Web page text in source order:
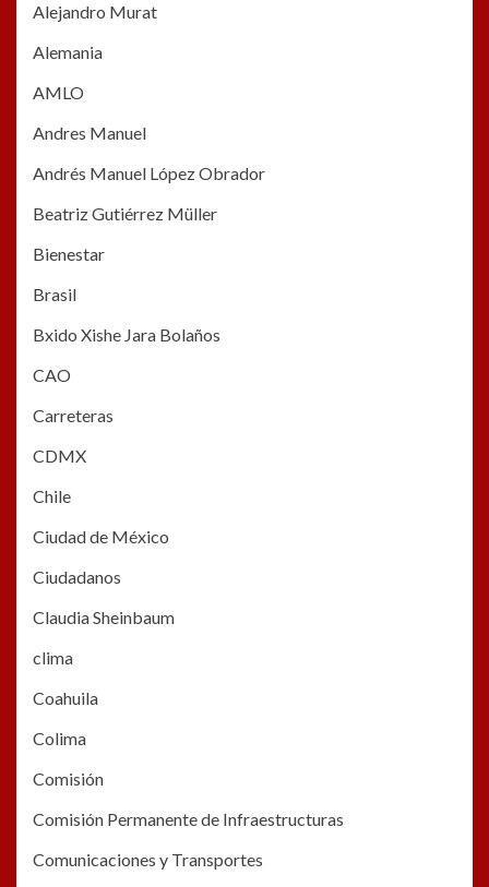
Alejandro Murat
Alemania
AMLO
Andres Manuel
Andrés Manuel López Obrador
Beatriz Gutiérrez Müller
Bienestar
Brasil
Bxido Xishe Jara Bolaños
CAO
Carreteras
CDMX
Chile
Ciudad de México
Ciudadanos
Claudia Sheinbaum
clima
Coahuila
Colima
Comisión
Comisión Permanente de Infraestructuras
Comunicaciones y Transportes